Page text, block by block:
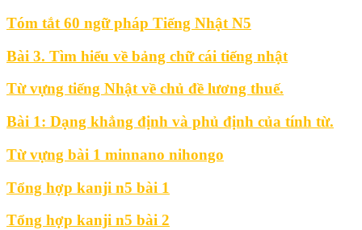
Tóm tắt 60 ngữ pháp Tiếng Nhật N5
Bài 3. Tìm hiểu về bảng chữ cái tiếng nhật
Từ vựng tiếng Nhật về chủ đề lương thuế.
Bài 1: Dạng khẳng định và phủ định của tính từ.
Từ vựng bài 1 minnano nihongo
Tổng hợp kanji n5 bài 1
Tổng hợp kanji n5 bài 2